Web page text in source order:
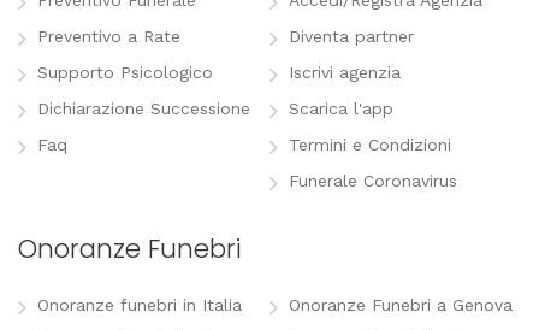
Preventivo a Rate
Supporto Psicologico
Dichiarazione Successione
Faq
Diventa partner
Iscrivi agenzia
Scarica l'app
Termini e Condizioni
Funerale Coronavirus
Onoranze Funebri
Onoranze funebri in Italia
Onoranze Funebri a Genova